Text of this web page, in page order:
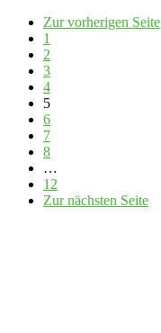
Zur vorherigen Seite
1
2
3
4
5
6
7
8
…
12
Zur nächsten Seite